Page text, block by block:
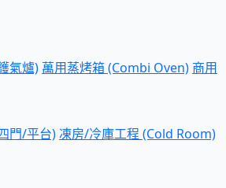
氣爐) 萬用蒸烤箱 (Combi Oven) 商用
門/平台)凍房/冷庫工程 (Cold Room)